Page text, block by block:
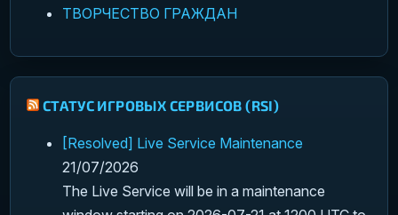
ТВОРЧЕСТВО ГРАЖДАН
СТАТУС ИГРОВЫХ СЕРВИСОВ (RSI)
[Resolved] Live Service Maintenance
21/07/2026
The Live Service will be in a maintenance